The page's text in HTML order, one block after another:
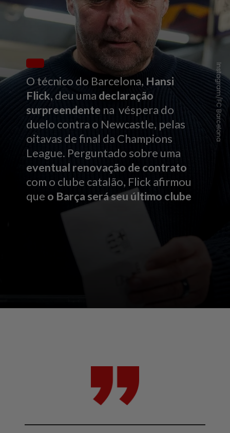
Instagram/FC Barcelona
O técnico do Barcelona, Hansi
Flick, deu uma declaração
surpreendente na véspera do
duelo contra o Newcastle, pelas
oitavas de final da Champions
League. Perguntado sobre uma
eventual renovação de contrato
com o clube catalão, Flick afirmou
que o Barça será seu último clube